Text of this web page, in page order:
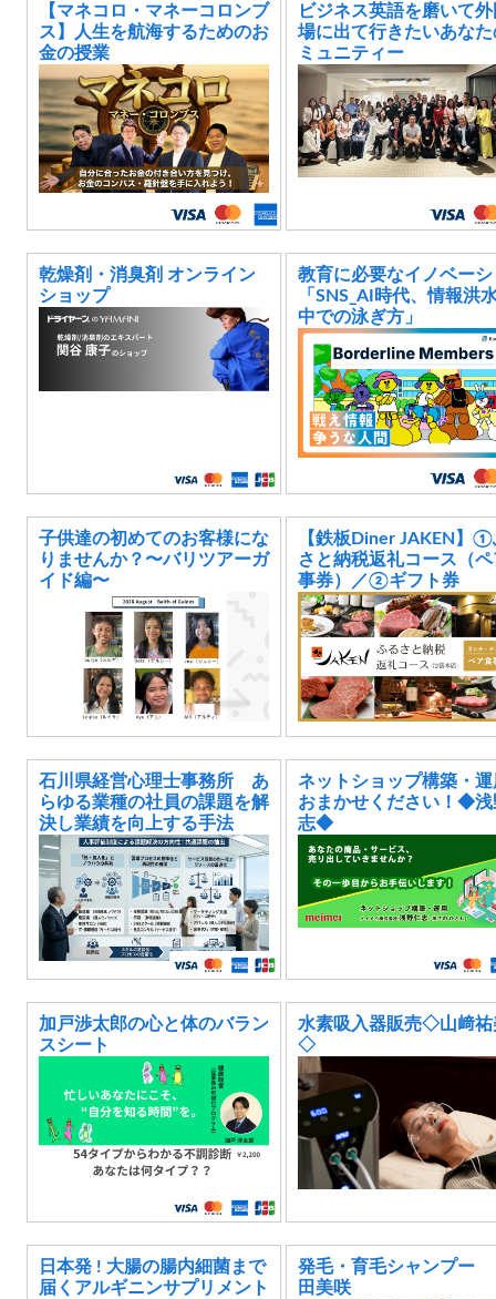
【マネコロ・マネーコロンブ
ス】人生を航海するためのお
金の授業
ビジネス英語を磨いて
場に出て行きたいあなた
ミュニティー
乾燥剤・消臭剤 オンライン
ショップ
教育に必要なイノベーシ
「SNS_AI時代、情報洪
中での泳ぎ方」
子供達の初めてのお客様にな
りませんか？〜バリツアーガ
イド編〜
【鉄板Diner JAKEN】①
さと納税返礼コース（
事券）／②ギフト券
石川県経営心理士事務所 あ
らゆる業種の社員の課題を解
決し業績を向上する手法
ネットショップ構築・運
おまかせください！◆浅
志◆
加戸渉太郎の心と体のバラン
スシート
水素吸入器販売◇山﨑祐
◇
日本発 ! 大腸の腸内細菌まで
届くアルギニンサプリメント
発毛・育毛シャンプ
田美咲